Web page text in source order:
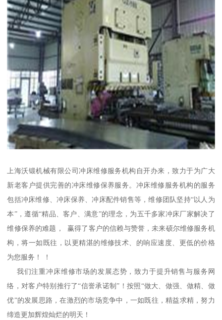
上海沃锻机械有限公司冲床维修服务机构自开办来，致力于为广大
新老客户提供完善的冲床维修保养服务。冲床维修服务机构的服务
包括冲床维修、冲床保养、冲床配件销售等，维修团队坚持“以人为
本”，遵循“精品、客户、满意”的理念，为五千多家冲床厂家解决了
维修保养的难题， 赢得了客户的信赖与赞誉，未来硕尔维修服务机
构，将一如既往，以更精湛的维修技术、的响应速度、更低的价格
为您服务！ ！
我们注重冲床维修市场的发展态势，致力于提升销售与服务网
络，对客户特别推行了“信誉承诺制”！按照“做大、做强、做精、做
优”的发展思路，在激烈的市场竞争中，一如既往，精益求精，努力
缔造更加辉煌灿烂的明天！